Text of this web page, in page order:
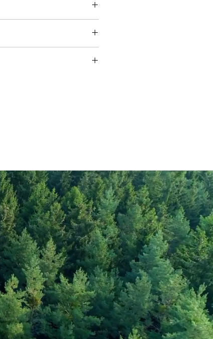
1.7
55.8
2
14.3
33
1170